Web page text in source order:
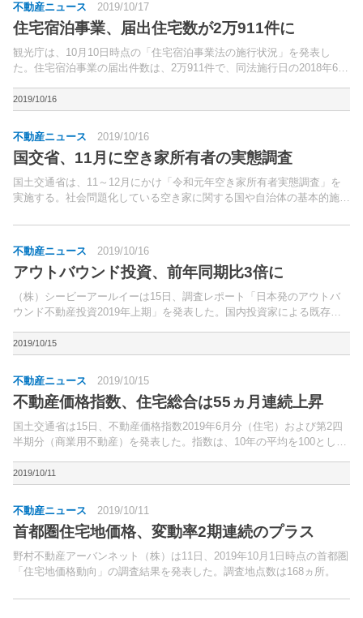
不動産ニュース 2019/10/17
住宅宿泊事業、届出住宅数が2万911件に
観光庁は、10月10日時点の「住宅宿泊事業法の施行状況」を発表し
た。住宅宿泊事業の届出件数は、2万911件で、同法施行日の2018年6月
2019/10/16
不動産ニュース 2019/10/16
国交省、11月に空き家所有者の実態調査
国土交通省は、11～12月にかけ「令和元年空き家所有者実態調査」を
実施する。社会問題化している空き家に関する国や自治体の基本的施策
不動産ニュース 2019/10/16
アウトバウンド投資、前年同期比3倍に
（株）シービーアールイーは15日、調査レポート「日本発のアウトバ
ウンド不動産投資2019年上期」を発表した。国内投資家による既存物
ついてまとめたもの。
2019/10/15
不動産ニュース 2019/10/15
不動産価格指数、住宅総合は55ヵ月連続上昇
国土交通省は15日、不動産価格指数2019年6月分（住宅）および第2四
半期分（商業用不動産）を発表した。指数は、10年の平均を100として
2019/10/11
不動産ニュース 2019/10/11
首都圏住宅地価格、変動率2期連続のプラス
野村不動産アーバンネット（株）は11日、2019年10月1日時点の首都圏
「住宅地価格動向」の調査結果を発表した。調査地点数は168ヵ所。